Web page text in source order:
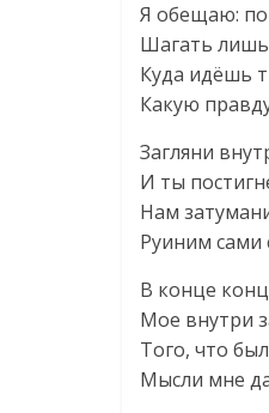
Я обещаю:
Шагать лишь
Куда идёшь
Какую
Загляни
И ты
Нам
Руиним сами
В конце
Мое внутри
Того, что
Мысли мне